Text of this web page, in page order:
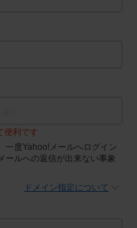
便利です
一度Yahoo!メールへログイン
ールへの返信が出来ない事象
ドメイン指定について